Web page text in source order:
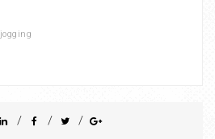
jogging
/ / /